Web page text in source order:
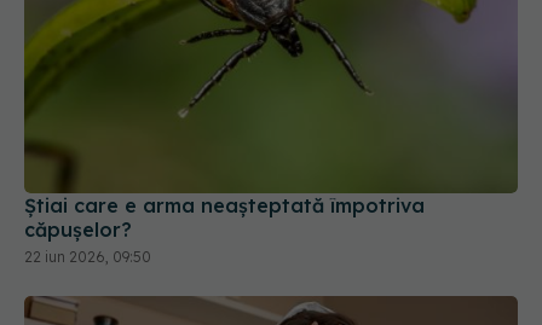
Știai care e arma neașteptată împotriva
căpușelor?
22 iun 2026, 09:50